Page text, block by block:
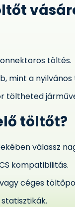
töltés.
mint a
töltheted
töltőt?
válassz
kompatibilitás.
céges